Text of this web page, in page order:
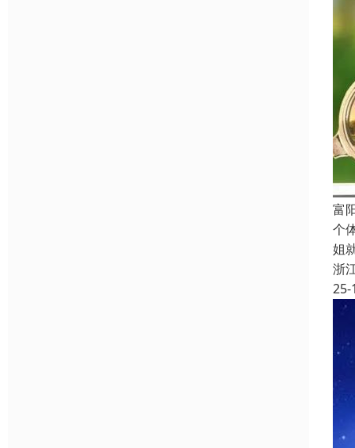
富
个
姐
浙
25-